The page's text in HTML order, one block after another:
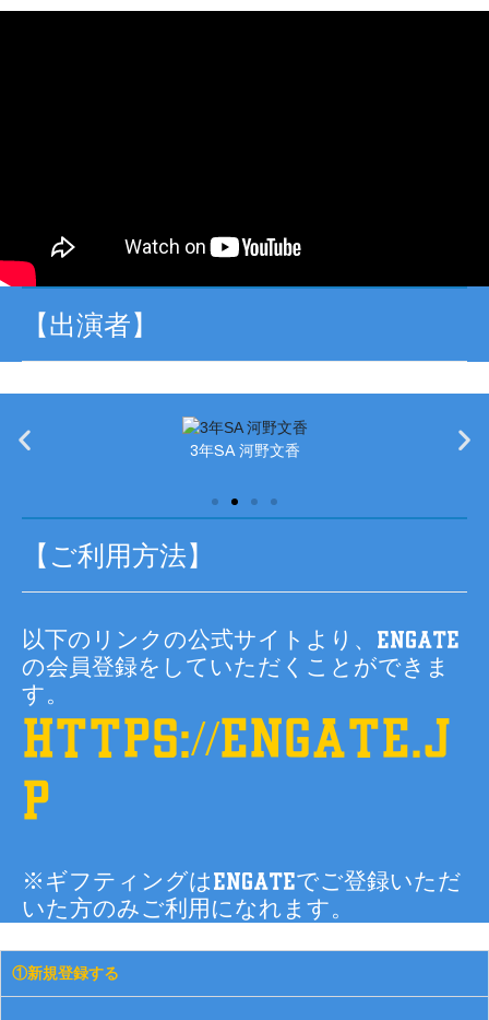
【出演者】
3年SA 河野文香
【ご利用方法】
以下のリンクの公式サイトより、Engate
の会員登録をしていただくことができま
す。
https://engate.j
p
※ギフティングはEngateでご登録いただ
いた方のみご利用になれます。
①新規登録する